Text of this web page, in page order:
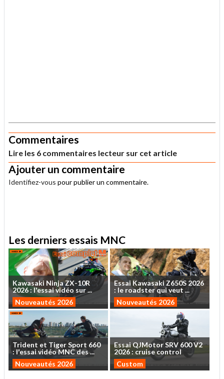
Commentaires
Lire les 6 commentaires lecteur sur cet article
Ajouter un commentaire
Identifiez-vous pour publier un commentaire.
Les derniers essais MNC
Kawasaki NinjaZX-10R
2026: l'essaividéo sur...
Nouveautés 2026
Essai KawasakiZ650S 2026
: le roadsterquiveut ...
Nouveautés 2026
Trident et TigerSport 660
: l'essaividéoMNCdes...
Nouveautés 2026
EssaiQJMotorSRV 600V2
2026 : cruise control
Custom